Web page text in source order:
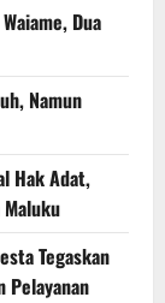
Dua
Namun
Hak Adat,
Tegaskan
Pelayanan